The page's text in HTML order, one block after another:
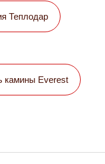
Теплодар
камины Everest